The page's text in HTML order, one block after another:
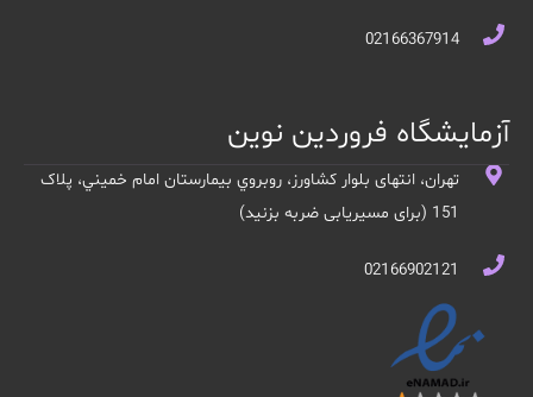
02166367914
آزمایشگاه فروردین نوین
تهران، انتهای بلوار کشاورز، روبروي بيمارستان امام خميني، پلاک
151 (برای مسیریابی ضربه بزنید)
02166902121